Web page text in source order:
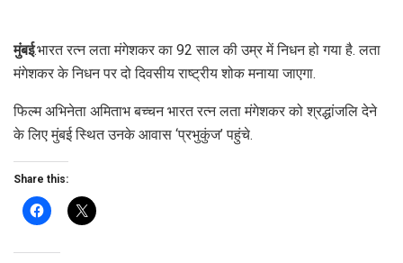
मुंबई.भारत रत्न लता मंगेशकर का 92 साल की उम्र में निधन हो गया है. लता
मंगेशकर के निधन पर दो दिवसीय राष्ट्रीय शोक मनाया जाएगा.
फिल्म अभिनेता अमिताभ बच्चन भारत रत्न लता मंगेशकर को श्रद्धांजलि देने
के लिए मुंबई स्थित उनके आवास ‘प्रभुकुंज’ पहुंचे.
Share this: